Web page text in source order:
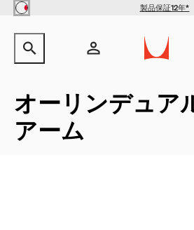
Skip to main content 製品保証12年*
サイト内検索のためのテキスト
ヘッダー検索ボックスをオープン
アカウント
新規登録
オーリンデュア
アーム